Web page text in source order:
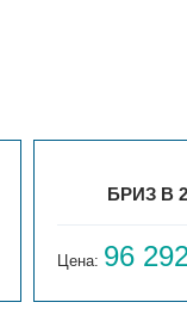
БРИЗ В
Цена: 96